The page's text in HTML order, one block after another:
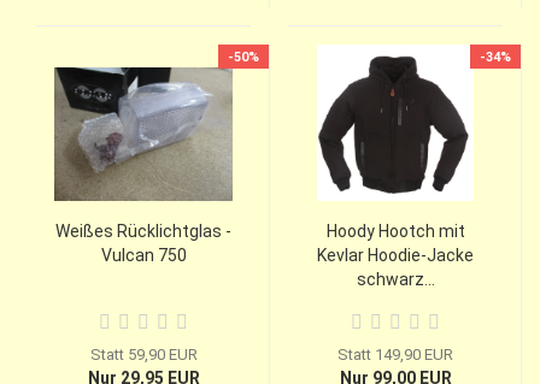
-50%
Weißes Rücklichtglas -
Vulcan 750
Statt 59,90 EUR
Nur 29,95 EUR
-34%
Hoody Hootch mit
Kevlar Hoodie-Jacke
schwarz...
Statt 149,90 EUR
Nur 99,00 EUR